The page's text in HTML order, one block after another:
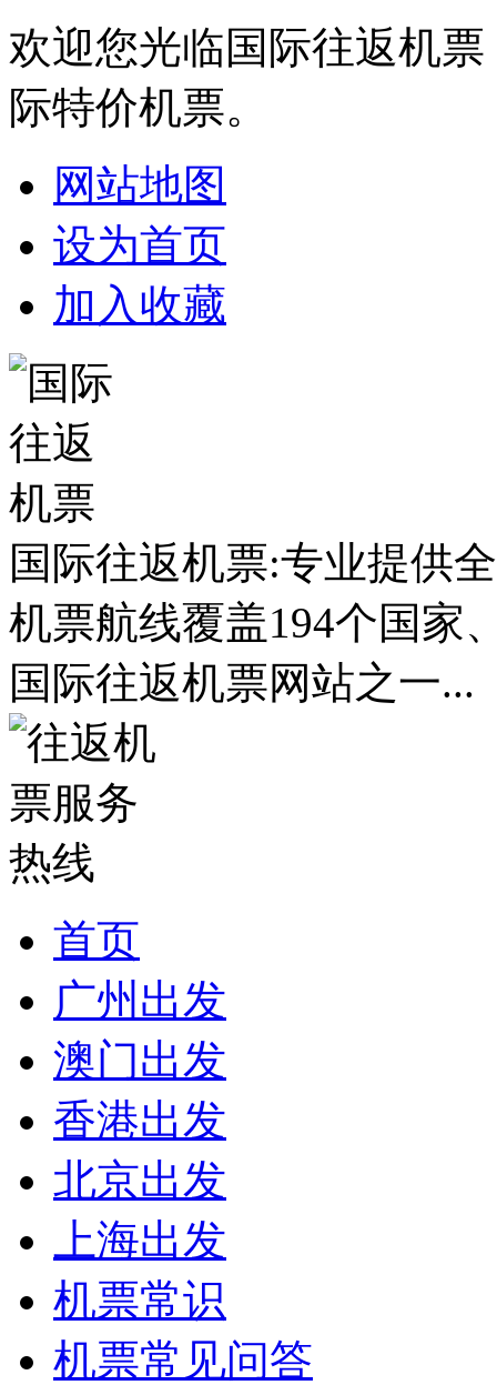
欢迎您光临国际往返机
际特价机票。
网站地图
设为首页
加入收藏
国际往返机票:专业提供
机票航线覆盖194个国家
国际往返机票网站之一...
首页
广州出发
澳门出发
香港出发
北京出发
上海出发
机票常识
机票常见问答